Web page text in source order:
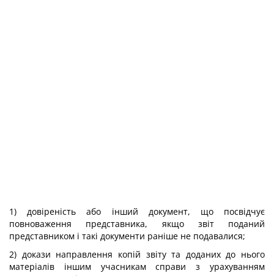
1) довіреність або інший документ, що посвідчує
повноваження представника, якщо звіт поданий
представником і такі документи раніше не подавалися;
2) докази направлення копій звіту та доданих до нього
матеріалів іншим учасникам справи з урахуванням